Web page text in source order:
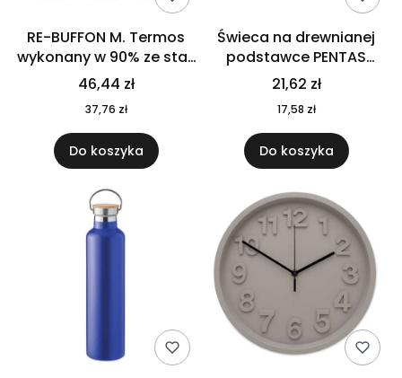
RE-BUFFON M. Termos
wykonany w 90% ze stali
nierdzewnej
pochodzącej z
recyklingu 520 ml 94294
46,44 zł
37,76 zł
Do koszyka
Świeca na drewnianej
podstawce PENTAS
MO6282-40
21,62 zł
17,58 zł
Do koszyka